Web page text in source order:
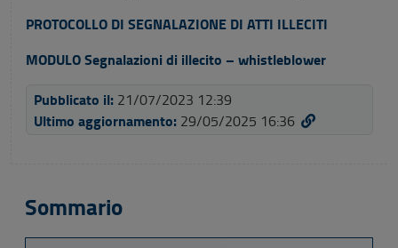
PROTOCOLLO DI SEGNALAZIONE DI ATTI ILLECITI
MODULO Segnalazioni di illecito – whistleblower
Pubblicato il: 21/07/2023 12:39
Ultimo aggiornamento: 29/05/2025 16:36
Sommario